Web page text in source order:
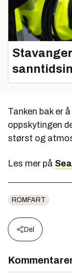
Tanken bak er
oppskytingen
størst og
Les mer på
ROMFART
Del